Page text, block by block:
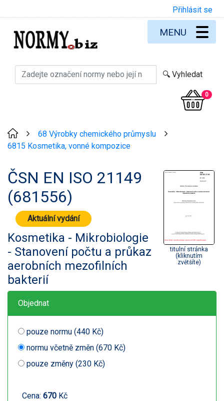
Přihlásit se
0
MENU
68 Výrobky chemického průmyslu
6815 Kosmetika, vonné kompozice
ČSN EN ISO 21149
(681556)
Aktuální vydání
Kosmetika - Mikrobiologie
- Stanovení počtu a průkaz
aerobních mezofilních
bakterií
titulní stránka
(kliknutím
zvětšíte)
Objednat
pouze normu (440 Kč)
normu včetně změn (670 Kč)
pouze změny (230 Kč)
Cena: 670 Kč